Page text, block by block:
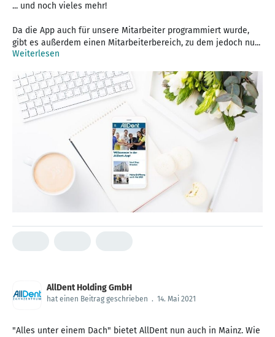
... und noch vieles mehr!
Da die App auch für unsere Mitarbeiter programmiert wurde,
gibt es außerdem einen Mitarbeiterbereich, zu dem jedoch nu...
Weiterlesen
AllDent Holding GmbH
hat einen Beitrag geschrieben . 14. Mai 2021
"Alles unter einem Dach" bietet AllDent nun auch in Mainz. Wie